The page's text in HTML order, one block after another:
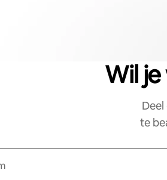
Wil
te